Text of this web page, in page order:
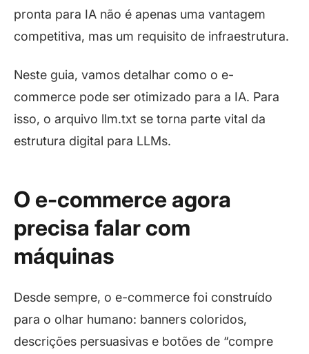
pronta para IA não é apenas uma vantagem
competitiva, mas um requisito de infraestrutura.
Neste guia, vamos detalhar como o e-
commerce pode ser otimizado para a IA. Para
isso, o arquivo llm.txt se torna parte vital da
estrutura digital para LLMs.
O e-commerce agora
precisa falar com
máquinas
Desde sempre, o e-commerce foi construído
para o olhar humano: banners coloridos,
descrições persuasivas e botões de “compre